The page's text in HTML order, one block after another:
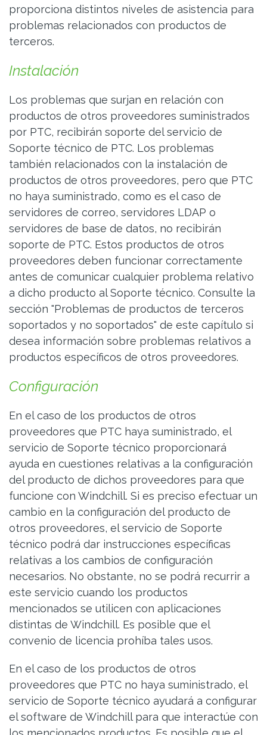
proporciona distintos niveles de asistencia para
problemas relacionados con productos de
terceros.
Instalación
Los problemas que surjan en relación con
productos de otros proveedores suministrados
por PTC, recibirán soporte del servicio de
Soporte técnico de PTC. Los problemas
también relacionados con la instalación de
productos de otros proveedores, pero que PTC
no haya suministrado, como es el caso de
servidores de correo, servidores LDAP o
servidores de base de datos, no recibirán
soporte de PTC. Estos productos de otros
proveedores deben funcionar correctamente
antes de comunicar cualquier problema relativo
a dicho producto al Soporte técnico. Consulte la
sección "Problemas de productos de terceros
soportados y no soportados" de este capítulo si
desea información sobre problemas relativos a
productos específicos de otros proveedores.
Configuración
En el caso de los productos de otros
proveedores que PTC haya suministrado, el
servicio de Soporte técnico proporcionará
ayuda en cuestiones relativas a la configuración
del producto de dichos proveedores para que
funcione con Windchill. Si es preciso efectuar un
cambio en la configuración del producto de
otros proveedores, el servicio de Soporte
técnico podrá dar instrucciones específicas
relativas a los cambios de configuración
necesarios. No obstante, no se podrá recurrir a
este servicio cuando los productos
mencionados se utilicen con aplicaciones
distintas de Windchill. Es posible que el
convenio de licencia prohíba tales usos.
En el caso de los productos de otros
proveedores que PTC no haya suministrado, el
servicio de Soporte técnico ayudará a configurar
el software de Windchill para que interactúe con